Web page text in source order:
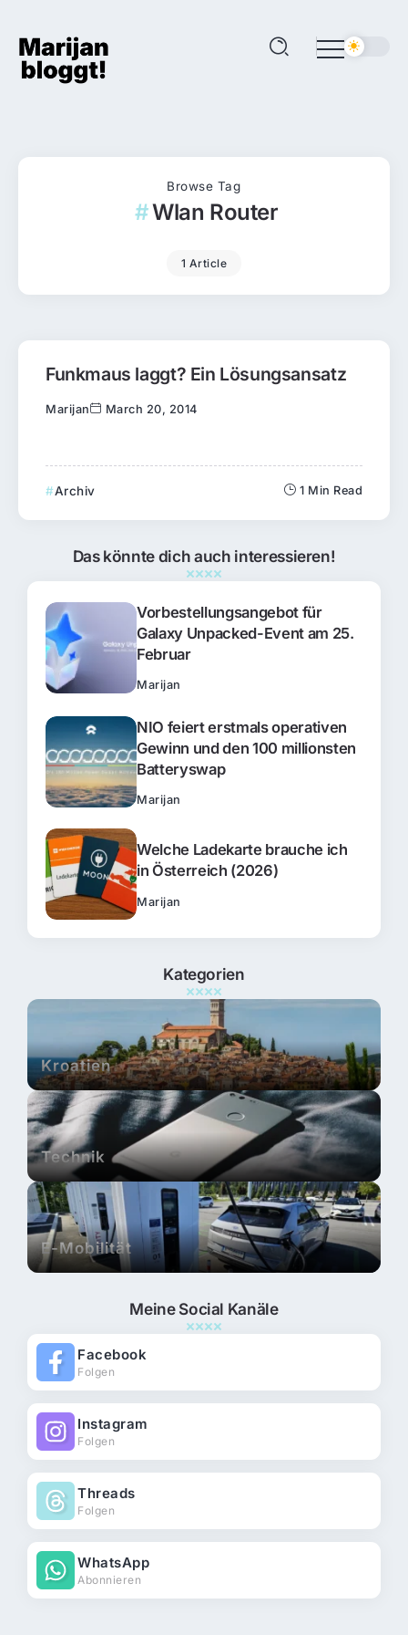
Browse Tag
Wlan Router
1 Article
Funkmaus laggt? Ein Lösungsansatz
Marijan March 20, 2014
Archiv 1 Min Read
Das könnte dich auch interessieren!
Vorbestellungsangebot für
Galaxy Unpacked-Event am 25.
Februar
Marijan
NIO feiert erstmals operativen
Gewinn und den 100 millionsten
Batteryswap
Marijan
Welche Ladekarte brauche ich
in Österreich (2026)
Marijan
Kategorien
Kroatien
Technik
E-Mobilität
Meine Social Kanäle
Facebook
Folgen
Instagram
Folgen
Threads
Folgen
WhatsApp
Abonnieren